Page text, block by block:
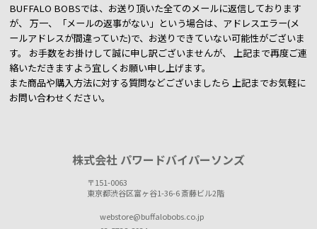
BUFFALO BOBSでは、お送り頂いた全てのメールに返信しております
が、
万一、「メールの返事がない」という場合は、アドレスエラー(メ
ールアドレスが間違っていた)で、お送りできていない可能性がございま
す。 お手数をお掛けして誠に申し訳ございませんが、 上記まで再度ご連
絡いただきますよう宜しくお願い申し上げます。
また商品や購入方法に対する質問などございましたら 上記までお気軽に
お問い合わせください。
株式会社 パワードバイパーソンズ
〒151-0063
東京都渋谷区富ヶ谷1-36-6 斎藤ビル2階
webstore@buffalobobs.co.jp